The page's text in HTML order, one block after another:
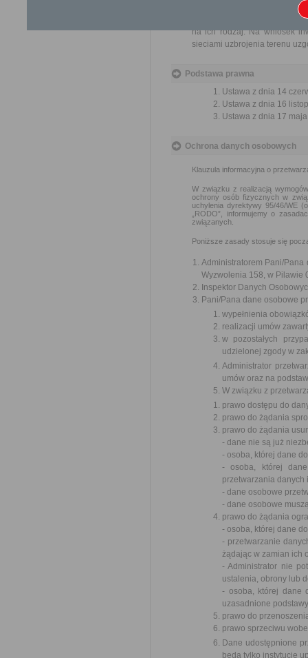
terenie sieciami
koordynacyjnych na
na ich rodzaj. Na wniosek
sieciami uzbrojenia terenu
Podstawa prawna
Ustawa z dnia 14
Ustawa z dnia 16
Ustawa z dnia 17
Ochrona danych osobowych
Klauzula informacyjna o
W związku z realizacją
ochrony osób fizycznych w
uchylenia dyrektywy 95/46/WE
„RODO”, informujemy o
związanych.
Poniższe zasady stosuje się
Administratorem Pani/
Wyzwolenia 158, w Pilawie
Inspektor Danych
Pani/Pana dane osobowe
wypełnienia
realizacji umów
w pozostałych
udzielonej zgody w
Administrator
umów oraz na
W związku z
prawo dostępu do
prawo do żądania
prawo do żądania
- dane nie są już
- osoba, której dane
- osoba, której
przetwarzania
- dane osobowe
- dane osobowe
prawo do żądania
- osoba, której dane
- przetwarzanie
żądając w zamian ich
- Administrator nie
ustalenia, obrony lub
- osoba, której dane
uzasadnione
prawo do
prawo sprzeciwu
Dane udostępnione
będą tylko instytucje